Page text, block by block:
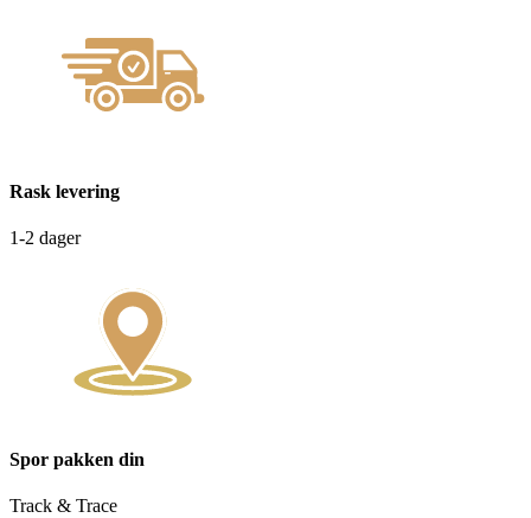
Rask levering
1-2 dager
Spor pakken din
Track & Trace